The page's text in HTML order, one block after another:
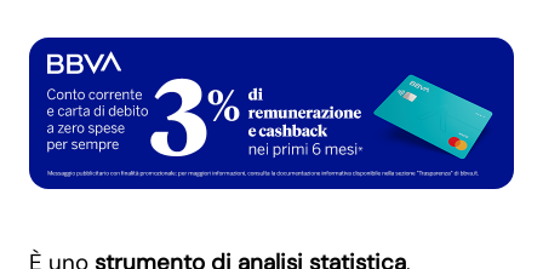
È uno strumento di analisi statistica,